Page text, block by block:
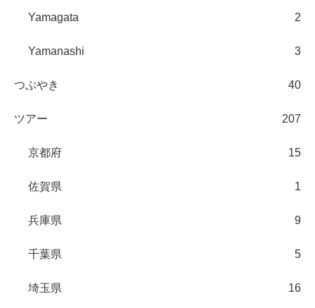
Yamagata 2
Yamanashi 3
つぶやき 40
ツアー 207
京都府 15
佐賀県 1
兵庫県 9
千葉県 5
埼玉県 16